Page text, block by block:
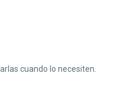
cuando lo necesiten.